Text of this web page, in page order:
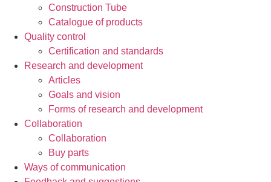
Construction Tube
Catalogue of products
Quality control
Certification and standards
Research and development
Articles
Goals and vision
Forms of research and development
Collaboration
Collaboration
Buy parts
Ways of communication